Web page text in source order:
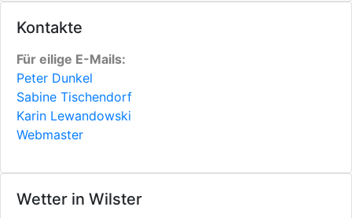
Kontakte
Für eilige E-Mails:
Peter Dunkel
Sabine Tischendorf
Karin Lewandowski
Webmaster
Wetter in Wilster